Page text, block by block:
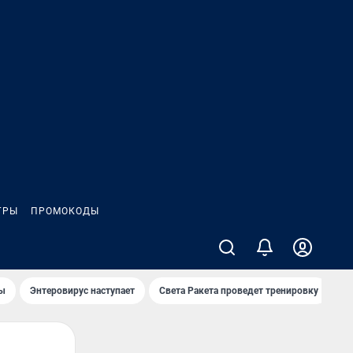
ПРОМОКОДЫ
Энтеровирус наступает Света Ракета проведет тренировку